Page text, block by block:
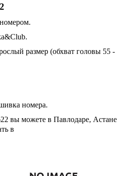
размер (обхват головы 55 -
номера.
вы можете в Павлодаре, Астане
в